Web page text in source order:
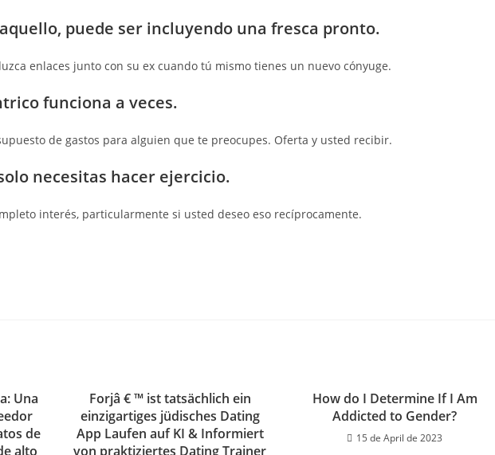
puede ser incluyendo una fresca pronto.
enlaces junto con su ex cuando tú mismo tienes un nuevo cónyuge.
funciona a veces.
de gastos para alguien que te preocupes. Oferta y usted recibir.
necesitas hacer ejercicio.
interés, particularmente si usted deseo eso recíprocamente.
Una
de
alto
Forjâ € ™ ist tatsächlich ein
einzigartiges jüdisches Dating
App Laufen auf KI & Informiert
von praktiziertes Dating Trainer
How do I Determine If I Am
Addicted to Gender?
15 de April de 2023